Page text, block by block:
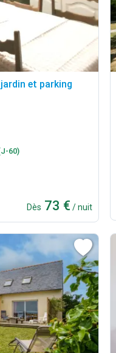
et parking
60)
Dès 73 € / nuit